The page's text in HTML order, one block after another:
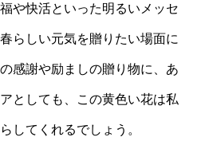
や快活といった明るいメッセ
らしい元気を贈りたい場面に
感謝や励ましの贈り物に、あ
としても、この黄色い花は私
してくれるでしょう。